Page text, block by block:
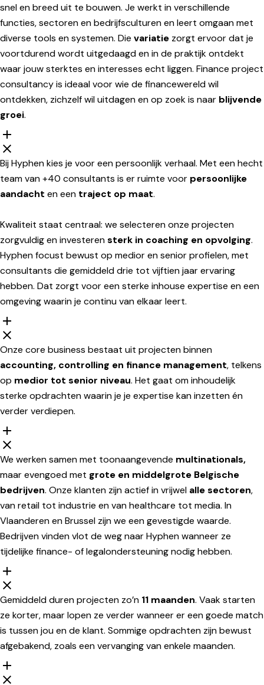
snel en breed uit te bouwen. Je werkt in verschillende
functies, sectoren en bedrijfsculturen en leert omgaan met
diverse tools en systemen. Die variatie zorgt ervoor dat je
voortdurend wordt uitgedaagd en in de praktijk ontdekt
waar jouw sterktes en interesses echt liggen. Finance project
consultancy is ideaal voor wie de financewereld wil
ontdekken, zichzelf wil uitdagen en op zoek is naar blijvende
groei.
Bij Hyphen kies je voor een persoonlijk verhaal. Met een hecht
team van +40 consultants is er ruimte voor persoonlijke
aandacht en een traject op maat.
Kwaliteit staat centraal: we selecteren onze projecten
zorgvuldig en investerensterk in coaching en opvolging.
Hyphen focust bewust op medior en senior profielen, met
consultants die gemiddeld drie tot vijftien jaar ervaring
hebben. Dat zorgt voor een sterke inhouse expertise en een
omgeving waarin je continu van elkaar leert.
Onze core business bestaat uit projecten binnen
accounting, controlling en finance management, telkens
op medior tot senior niveau. Het gaat om inhoudelijk
sterke opdrachten waarin je je expertise kan inzetten én
verder verdiepen.
We werken samen met toonaangevende multinationals,
maar evengoed met grote en middelgrote Belgische
bedrijven. Onze klanten zijn actief in vrijwel alle sectoren,
van retail tot industrie en van healthcare tot media. In
Vlaanderen en Brussel zijn we een gevestigde waarde.
Bedrijven vinden vlot de weg naar Hyphen wanneer ze
tijdelijke finance- of legalondersteuning nodig hebben.
Gemiddeld duren projecten zo’n 11 maanden. Vaak starten
ze korter, maar lopen ze verder wanneer er een goede match
is tussen jou en de klant. Sommige opdrachten zijn bewust
afgebakend, zoals een vervanging van enkele maanden.